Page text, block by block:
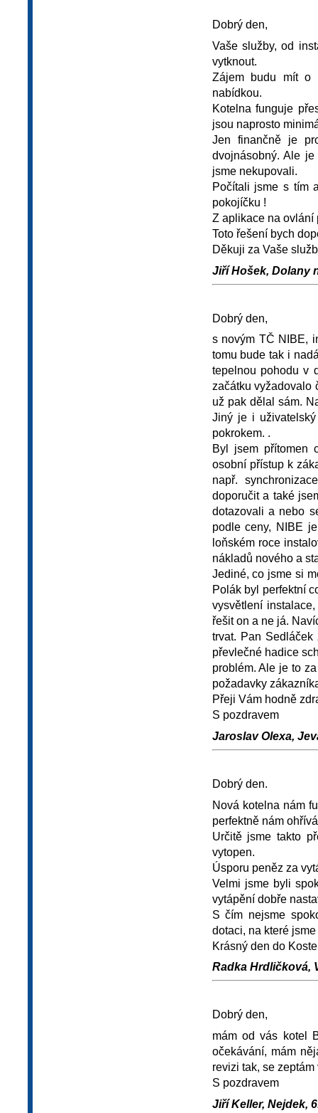
Dobrý den,
Vaše služby, od
vytknout.
Zájem budu mít o
nabídkou.
Kotelna funguje
jsou naprosto
Jen finančně je
dvojnásobný. Ale
jsme nekupovali.
Počítali jsme s tím
pokojíčku !
Z aplikace na ovlání
Toto řešení bych
Děkuji za Vaše
Jiří Hošek, Dolany
Dobrý den,
s novým TČ NIBE,
tomu bude tak i
tepelnou pohodu v
začátku vyžadovalo
už pak dělal sám.
Jiný je i
pokrokem. .
Byl jsem přítomen
osobní přístup k
např.
doporučit a také
dotazovali a nebo
podle ceny, NIBE
loňském roce
nákladů nového a
Jediné, co jsme si
Polák byl perfektní
vysvětlení
řešit on a ne já.
trvat. Pan
převlečné hadice
problém. Ale je to
požadavky
Přeji Vám hodně
S pozdravem
Jaroslav Olexa,
Dobrý den.
Nová kotelna nám
perfektně nám
Určitě jsme takto
vytopen.
Úsporu peněz za
Velmi jsme byli
vytápění dobře
S čím nejsme
dotaci, na které
Krásný den do
Radka Hrdličková,
Dobrý den,
mám od vás kotel
očekávání, mám
revizi tak, se
S pozdravem
Jiří Keller, Nejdek,